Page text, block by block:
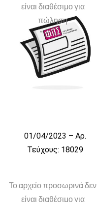
είναι διαθέσιμο για
πώληση
01/04/2023 – Αρ.
Τεύχους: 18029
Το αρχείο προσωρινά δεν
είναι διαθέσιμο για